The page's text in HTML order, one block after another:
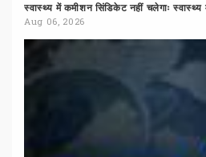
स्वास्थ्य में कमीशन सिंडिकेट नहीं चलेगाः स्वास्थ्य
Aug 06, 2026